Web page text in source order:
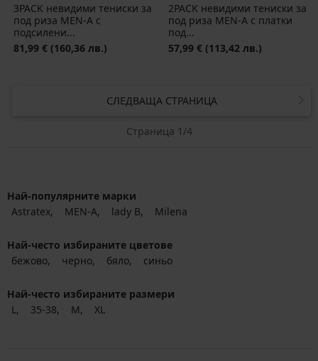
3PACK невидими тениски за
под риза MEN-A с
подсилени...
81,99 € (160,36 лв.)
2PACK невидими тениски за
под риза MEN-A с платки
под...
57,99 € (113,42 лв.)
СЛЕДВАЩА СТРАНИЦА
Страница 1/4
Най-популярните марки
Astratex
MEN-A lady B Milena
Най-често избираните цветове
бежово
черно бяло синьо
Най-често избираните размери
L
35-38 M XL